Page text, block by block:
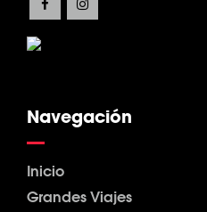
Navegación
Inicio
Grandes Viajes